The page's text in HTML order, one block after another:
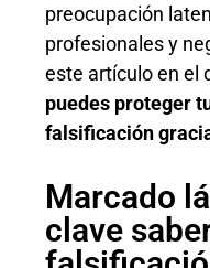
preocupación
profesionales y
este artículo en el
puedes proteger
falsificación
Marcado
clave